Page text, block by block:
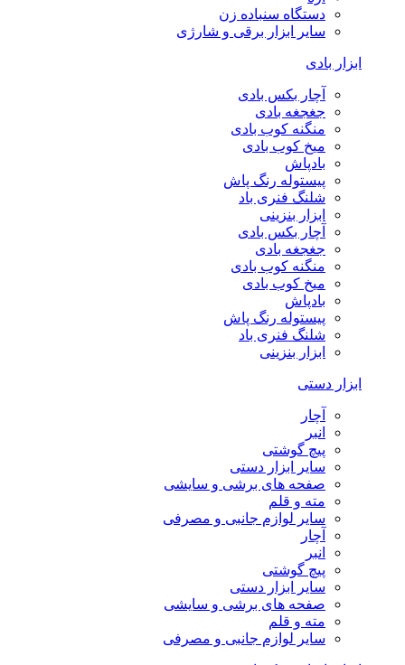
دستگاه سنباده زن
سایر ابزار برقی و شارژی
ابزار بادی
آچار بکس بادی
جغجغه بادی
منگنه کوب بادی
میخ کوب بادی
بادپاش
پیستوله رنگ پاش
شلنگ فنری باد
ابزار بنزینی
آچار بکس بادی
جغجغه بادی
منگنه کوب بادی
میخ کوب بادی
بادپاش
پیستوله رنگ پاش
شلنگ فنری باد
ابزار بنزینی
ابزار دستی
آچار
انبر
پیچ گوشتی
سایر ابزار دستی
صفحه های برشی و سایشی
مته و قلم
سایر لوازم جانبی و مصرفی
آچار
انبر
پیچ گوشتی
سایر ابزار دستی
صفحه های برشی و سایشی
مته و قلم
سایر لوازم جانبی و مصرفی